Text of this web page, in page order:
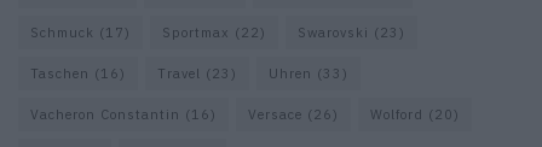
Schmuck (17) Sportmax (22) Swarovski (23)
Taschen (16) Travel (23) Uhren (33)
Vacheron Constantin (16) Versace (26) Wolford (20)